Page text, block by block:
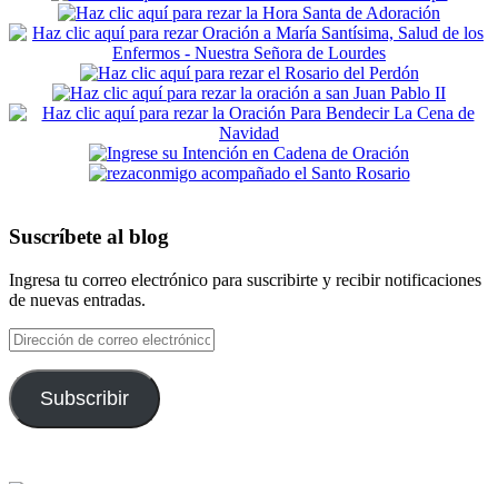
Suscríbete al blog
Ingresa tu correo electrónico para suscribirte y recibir notificaciones
de nuevas entradas.
Dirección
de
correo
electrónico
Subscribir